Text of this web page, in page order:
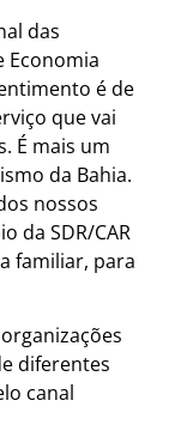
das
Economia
é de
que vai
É mais um
da Bahia.
nossos
da SDR/CAR
familiar, para
diferentes
canal